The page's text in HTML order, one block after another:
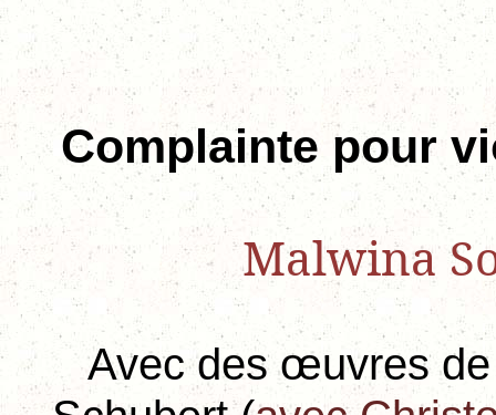
Complainte pour
Malwina
Avec des œuvres